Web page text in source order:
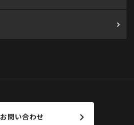
お問い合わせ